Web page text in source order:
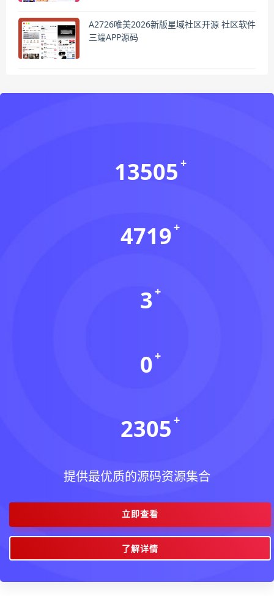
A2726唯美2026新版星域社区开源 社区软件
三端APP源码
13505
4719
3
0
2305
提供最优质的源码资源集合
立即查看
了解详情